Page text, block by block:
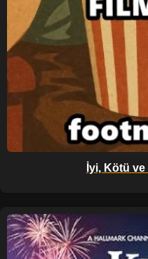
İyi, Kötü